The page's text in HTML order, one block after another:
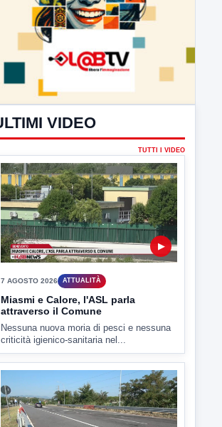
ULTIMI VIDEO
TUTTI I VIDEO
▶
7 AGOSTO 2026 ATTUALITÀ
Miasmi e Calore, l'ASL parla
attraverso il Comune